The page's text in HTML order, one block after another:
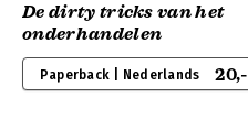
De dirty tricks van het
onderhandelen
Paperback | Nederlands 20,-